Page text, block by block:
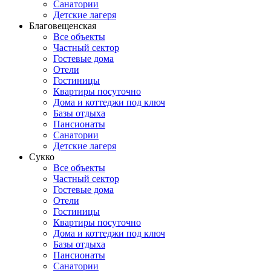
Санатории
Детские лагеря
Благовещенская
Все объекты
Частный сектор
Гостевые дома
Отели
Гостиницы
Квартиры посуточно
Дома и коттеджи под ключ
Базы отдыха
Пансионаты
Санатории
Детские лагеря
Сукко
Все объекты
Частный сектор
Гостевые дома
Отели
Гостиницы
Квартиры посуточно
Дома и коттеджи под ключ
Базы отдыха
Пансионаты
Санатории